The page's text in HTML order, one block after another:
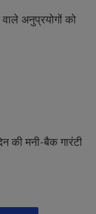
अनुप्रयोगों को
की मनी-बैक गारंटी